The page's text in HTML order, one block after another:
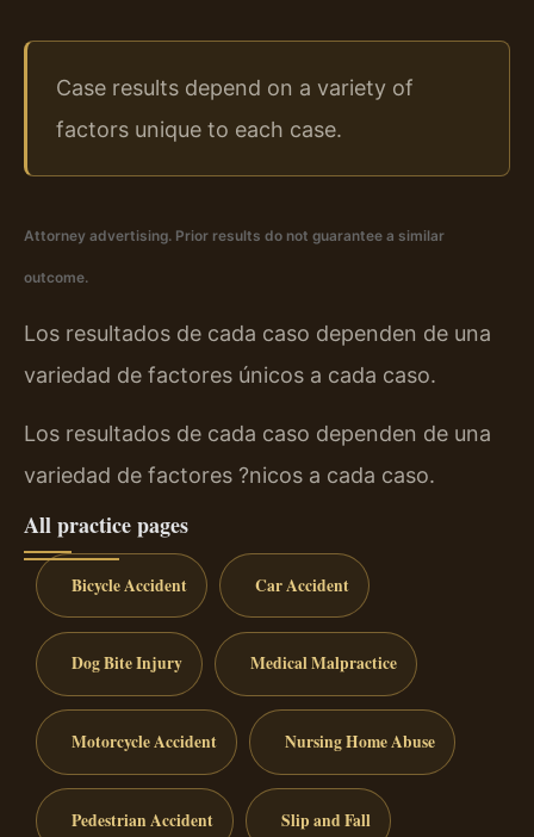
Case results depend on a variety of
factors unique to each case.
Attorney advertising. Prior results do not guarantee a similar
outcome.
Los resultados de cada caso dependen de una
variedad de factores únicos a cada caso.
Los resultados de cada caso dependen de una
variedad de factores ?nicos a cada caso.
All practice pages
Bicycle Accident Car Accident
Dog Bite Injury Medical Malpractice
Motorcycle Accident Nursing Home Abuse
Pedestrian Accident Slip and Fall